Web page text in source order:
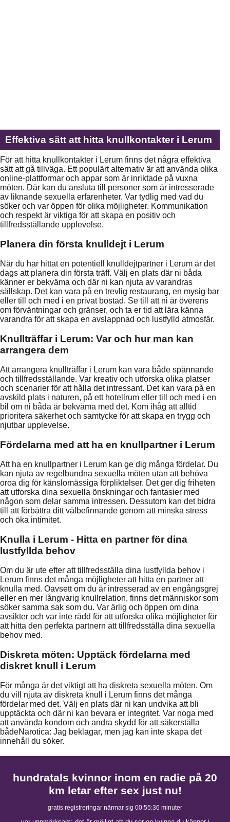
Effektiva sätt att hitta knullkontakter i Lerum
För att hitta knullkontakter i Lerum finns det några effektiva
sätt att gå tillväga. Ett populärt alternativ är att använda olika
online-plattformar och appar som är inriktade på vuxna
möten. Där kan du ansluta till personer som är intresserade
av liknande sexuella erfarenheter. Var tydlig med vad du
söker och var öppen för olika möjligheter. Kommunikation
och respekt är viktiga för att skapa en positiv och
tillfredsställande upplevelse.
Planera din första knulldejt i Lerum
När du har hittat en potentiell knulldejtpartner i Lerum är det
dags att planera din första träff. Välj en plats där ni båda
känner er bekväma och där ni kan njuta av varandras
sällskap. Det kan vara på en trevlig restaurang, en mysig bar
eller till och med i en privat bostad. Se till att ni är överens
om förväntningar och gränser, och ta er tid att lära känna
varandra för att skapa en avslappnad och lustfylld atmosfär.
Knullträffar i Lerum: Var och hur man kan
arrangera dem
Att arrangera knullträffar i Lerum kan vara både spännande
och tillfredsställande. Var kreativ och utforska olika platser
och scenarier för att hålla det intressant. Det kan vara på en
avskild plats i naturen, på ett hotellrum eller till och med i en
bil om ni båda är bekväma med det. Kom ihåg att alltid
prioritera säkerhet och samtycke för att skapa en trygg och
njutbar upplevelse.
Fördelarna med att ha en knullpartner i Lerum
Att ha en knullpartner i Lerum kan ge dig många fördelar. Du
kan njuta av regelbundna sexuella möten utan att behöva
oroa dig för känslomässiga förpliktelser. Det ger dig friheten
att utforska dina sexuella önskningar och fantasier med
någon som delar samma intressen. Dessutom kan det bidra
till att förbättra ditt välbefinnande genom att minska stress
och öka intimitet.
Knulla i Lerum - Hitta en partner för dina
lustfyllda behov
Om du är ute efter att tillfredsställa dina lustfyllda behov i
Lerum finns det många möjligheter att hitta en partner att
knulla med. Oavsett om du är intresserad av en engångsgrej
eller en mer långvarig knullrelation, finns det människor som
söker samma sak som du. Var ärlig och öppen om dina
avsikter och var inte rädd för att utforska olika möjligheter för
att hitta den perfekta partnern att tillfredsställa dina sexuella
behov med.
Diskreta möten: Upptäck fördelarna med
diskret knull i Lerum
För många är det viktigt att ha diskreta sexuella möten. Om
du vill njuta av diskreta knull i Lerum finns det många
fördelar med det. Välj en plats där ni kan undvika att bli
upptäckta och där ni kan bevara er integritet. Var noga med
att använda kondom och andra skydd för att säkerställa
bådeNarotica: Jag beklagar, men jag kan inte skapa det
innehåll du söker.
hundratals kvinnor inom en radie på 20
km letar efter sex just nu!
gratis registreringar närmar sig 00:55:35 minuter